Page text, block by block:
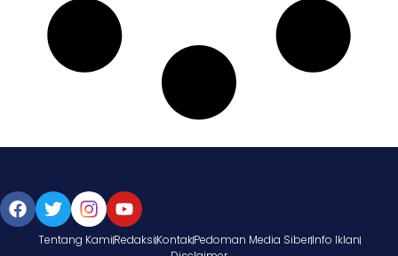
Tentang KamiRedaksiKontakPedoman Media SiberInfo Iklan